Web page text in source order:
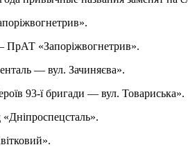
«Запоріжвогнетрив».
— вул. Зачиняєва».
93-ї бригади — вул. Товариська».